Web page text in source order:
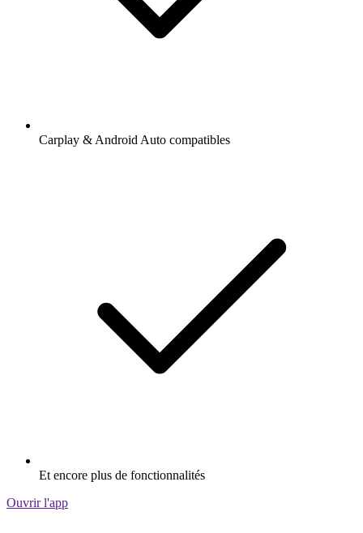
Carplay & Android Auto compatibles
Et encore plus de fonctionnalités
Ouvrir l'app